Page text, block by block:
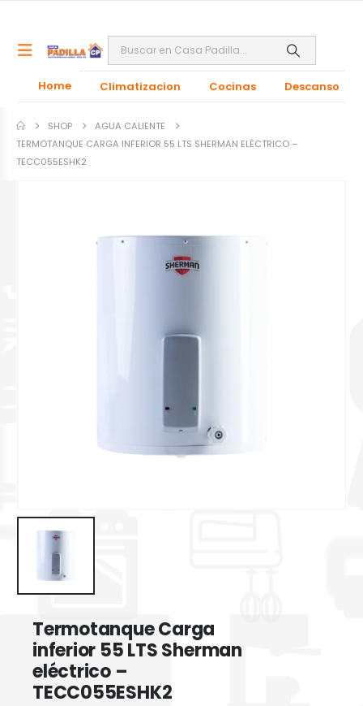
Home Climatizacion Cocinas Descanso
SHOP
AGUA CALIENTE
TERMOTANQUE CARGA INFERIOR 55 LTS SHERMAN ELÉCTRICO –
TECC055ESHK2
Termotanque Carga
inferior 55 LTS Sherman
eléctrico –
TECC055ESHK2